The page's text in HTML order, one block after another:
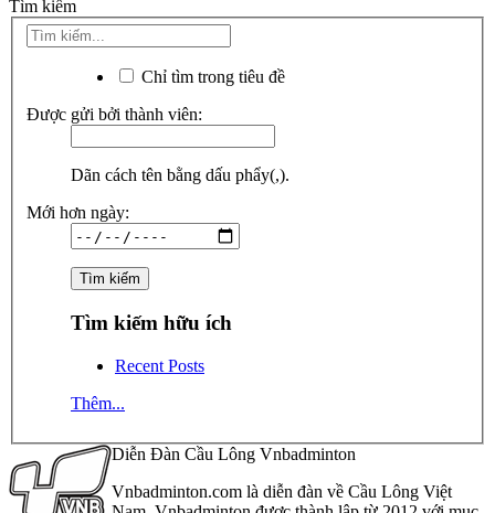
Tìm kiếm
Chỉ tìm trong tiêu đề
Được gửi bởi thành viên:
Dãn cách tên bằng dấu phẩy(,).
Mới hơn ngày:
Tìm kiếm hữu ích
Recent Posts
Thêm...
Diễn Đàn Cầu Lông Vnbadminton
Vnbadminton.com là diễn đàn về Cầu Lông Việt